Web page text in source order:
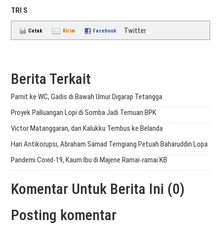
TRI S
Cetak Kirim Facebook Twitter
Berita Terkait
Pamit ke WC, Gadis di Bawah Umur Digarap Tetangga
Proyek Palluangan Lopi di Somba Jadi Temuan BPK
Victor Matanggaran, dari Kalukku Tembus ke Belanda
Hari Antikorupsi, Abraham Samad Terngiang Petuah Baharuddin Lopa
Pandemi Covid-19, Kaum Ibu di Majene Ramai-ramai KB
Komentar Untuk Berita Ini (0)
Posting komentar